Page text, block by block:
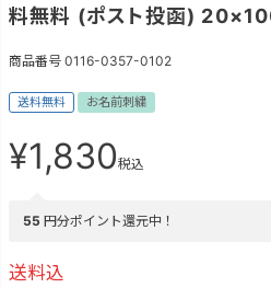
料無料 (ポスト投函)
商品番号 0116-0357-0102
送料無料 お名前刺繍
¥1,830税込
55 円分ポイント還元中！
送料込